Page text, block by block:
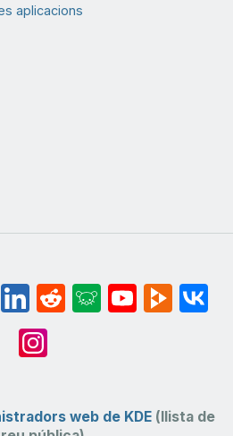
aplicacions
web de KDE (llista de